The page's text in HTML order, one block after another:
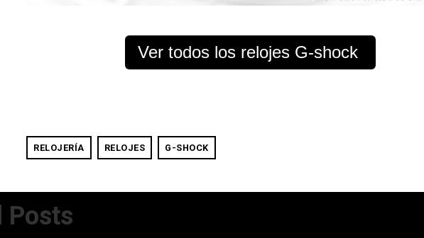
Ver todos los relojes G-shock
RELOJERÍA RELOJES G-SHOCK
Posts